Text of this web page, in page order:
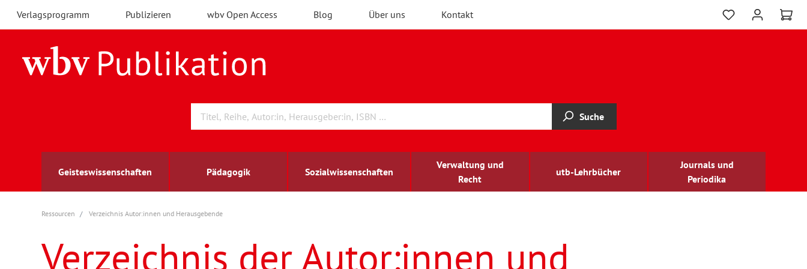
Verlagsprogramm Publizieren wbv Open Access Blog Über uns Kontakt
Suche
Geisteswissenschaften Pädagogik Sozialwissenschaften
Verwaltung und
Recht
utb-Lehrbücher
Journals und
Periodika
Archäologie
Berufs- und Wirtschaftspädagogik
Arbeitsmarktforschung
Außenwirtschaft
berufsbildung
Ressourcen Verzeichnis Autor:innen und Herausgebende
Verzeichnis der Autor:innen und